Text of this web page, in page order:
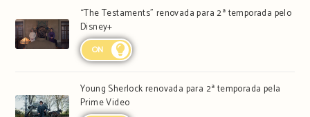
“The Testaments” renovada para 2ª temporada pelo
Disney+
ON
Young Sherlock renovada para 2ª temporada pela
Prime Video